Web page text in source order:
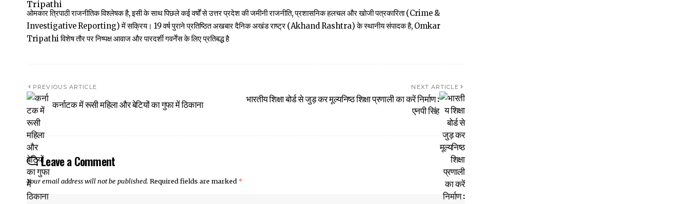
ओमकार त्रिपाठी राजनीतिक विश्लेषक है, इसी के साथ पिछले कई वर्षों से उत्तर प्रदेश की जमीनी राजनीति, प्रशासनिक हलचल और खोजी पत्रकारिता (Crime &
Investigative Reporting) में सक्रिय। 19 वर्ष पुराने प्रतिष्ठित अखबार दैनिक अखंड राष्ट्र (Akhand Rashtra) के स्थानीय संपादक है, Omkar
Tripathi विशेष तौर पर निष्पक्ष आवाज और पारदर्शी गवर्नेंस के लिए प्रतिबद्ध है
PREVIOUS ARTICLE
कर्नाटक में रूसी महिला और बेटियों का गुफा में ठिकाना
NEXT ARTICLE
भारतीय शिक्षा बोर्ड से जुड़ कर मूल्यनिष्ठ शिक्षा प्रणाली का करें निर्माण :
एनपी सिंह
Leave a Comment
Your email address will not be published. Required fields are marked *